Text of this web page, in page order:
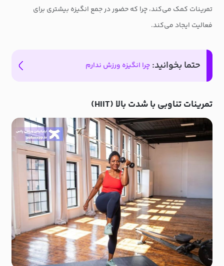
تمرینات کمک می‌کند، چرا که حضور در جمع انگیزه بیشتری برای
فعالیت ایجاد می‌کند.
حتما بخوانید: چرا انگیزه ورزش ندارم
تمرینات تناوبی با شدت بالا (HIIT)